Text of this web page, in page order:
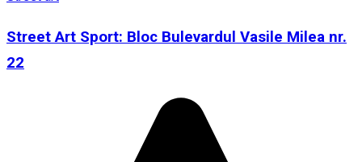
Street Art Sport: Bloc Bulevardul Vasile Milea nr.
22